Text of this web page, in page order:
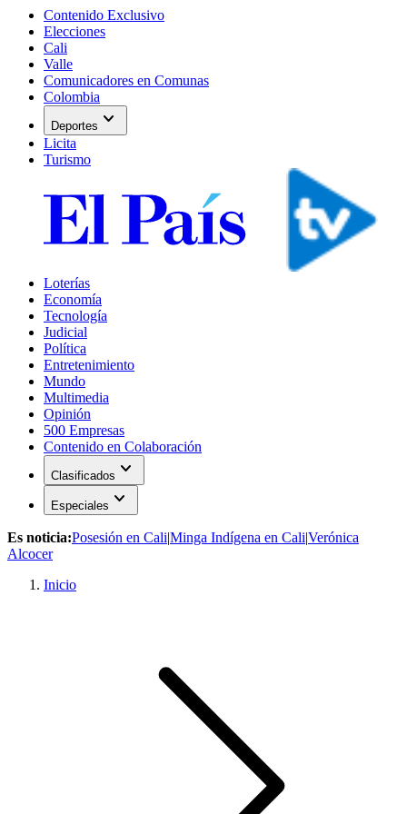
Contenido Exclusivo
Elecciones
Cali
Valle
Comunicadores en Comunas
Colombia
Deportes expand_more
Licita
Turismo
Loterías
Economía
Tecnología
Judicial
Política
Entretenimiento
Mundo
Multimedia
Opinión
500 Empresas
Contenido en Colaboración
Clasificados expand_more
Especiales expand_more
Es noticia:Posesión en Cali|Minga Indígena en Cali|Verónica
Alcocer
Inicio